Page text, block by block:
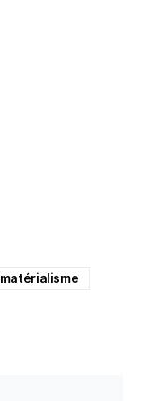
matérialisme